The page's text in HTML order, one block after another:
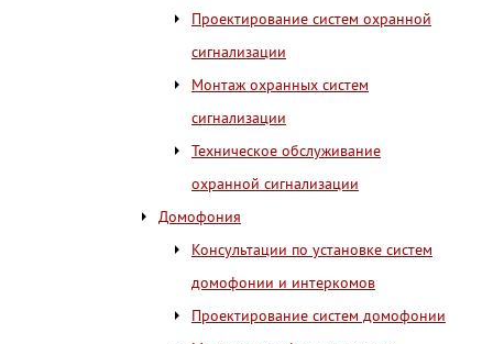
Проектирование систем охранной
сигнализации
Монтаж охранных систем
сигнализации
Техническое обслуживание
охранной сигнализации
Домофония
Консультации по установке систем
домофонии и интеркомов
Проектирование систем домофонии